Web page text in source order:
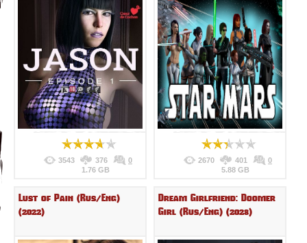
3543 376
0
1.76 GB
2670 401
0
5.88 GB
Lust of Pain (Rus/Eng)
(2022)
Dream Girlfriend: Doomer
Girl (Rus/Eng) (2023)